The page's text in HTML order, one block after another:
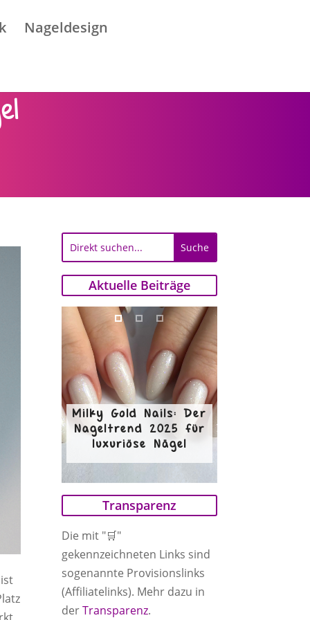
Nageldesign
Aktuelle Beiträge
Milky Gold Nails: Der
Nageltrend 2025 für
luxuriöse Nägel
Transparenz
Die mit "🛒"
gekennzeichneten Links sind
sogenannte Provisionslinks
(Affiliatelinks). Mehr dazu in
derTransparenz.